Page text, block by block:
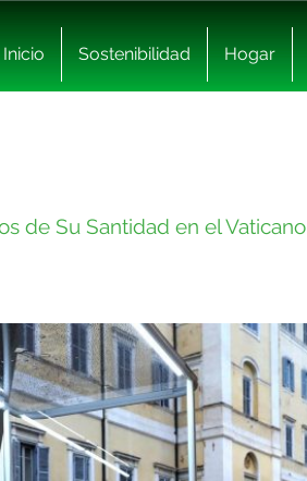
Inicio Sostenibilidad Hogar
de Su Santidad en el Vaticano